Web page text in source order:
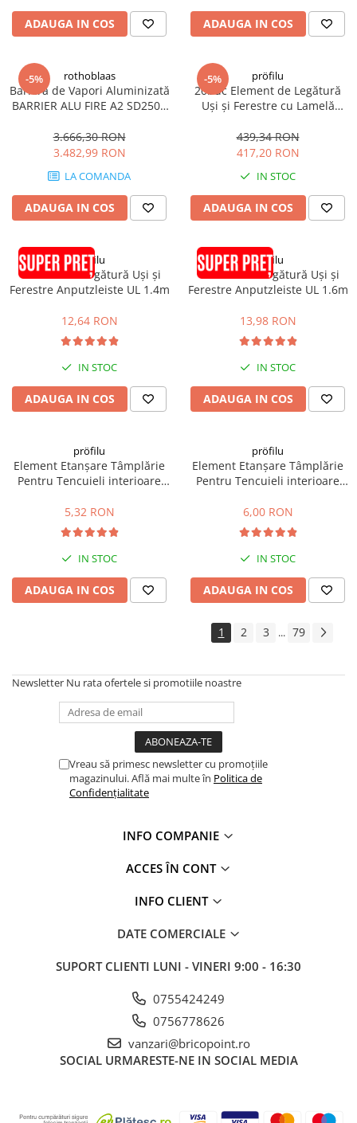
ADAUGA IN COS ADAUGA IN COS
-5% rothoblaas
Barieră de Vapori Aluminizată
BARRIER ALU FIRE A2 SD2500
3.666,30 RON
3.482,99 RON
LA COMANDA
ADAUGA IN COS
-5% pröfilu
20buc Element de Legătură
Uși și Ferestre cu Lamelă
7016 6mm 2.4m
439,34 RON
417,20 RON
IN STOC
ADAUGA IN COS
pröfilu
Element de Legătură Uși și
Ferestre Anputzleiste UL 1.4m
12,64 RON
IN STOC
ADAUGA IN COS
pröfilu
Element de Legătură Uși și
Ferestre Anputzleiste UL 1.6m
13,98 RON
IN STOC
ADAUGA IN COS
pröfilu
Element Etanșare Tâmplărie
Pentru Tencuieli interioare
1.4m
5,32 RON
IN STOC
ADAUGA IN COS
pröfilu
Element Etanșare Tâmplărie
Pentru Tencuieli interioare
1.6m
6,00 RON
IN STOC
ADAUGA IN COS
1 2 3 ... 79
Newsletter Nu rata ofertele si promotiile noastre
Vreau să primesc newsletter cu promoțiile
magazinului. Află mai multe în Politica de
Confidențialitate
INFO COMPANIE
ACCES ÎN CONT
INFO CLIENT
DATE COMERCIALE
SUPORT CLIENTI LUNI - VINERI 9:00 - 16:30
0755424249
0756778626
vanzari@bricopoint.ro
SOCIAL URMARESTE-NE IN SOCIAL MEDIA